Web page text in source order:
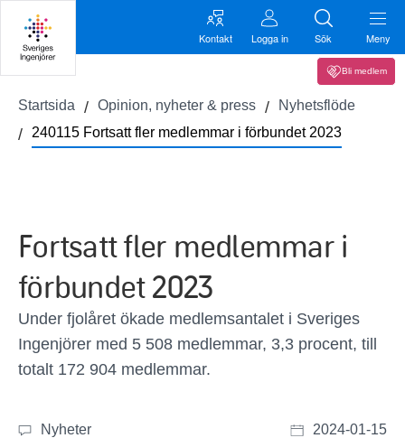
Kontakt Logga in Sök Meny
Bli medlem
Startsida Opinion, nyheter & press
Nyhetsflöde
240115 Fortsatt fler medlemmar i förbundet 2023
Fortsatt fler medlemmar i
förbundet 2023
Under fjolåret ökade medlemsantalet i Sveriges
Ingenjörer med 5 508 medlemmar, 3,3 procent, till
totalt 172 904 medlemmar.
Nyheter 2024-01-15